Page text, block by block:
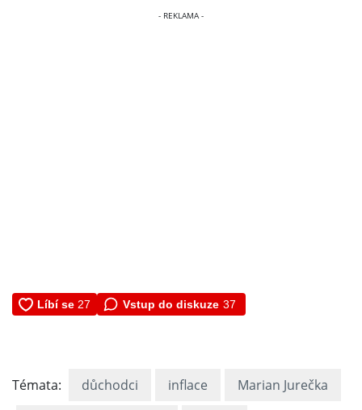
Vstup do diskuze 37
Témata: důchodci inflace Marian Jurečka